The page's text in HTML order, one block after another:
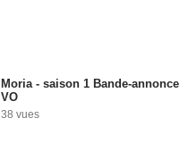
Moria - saison 1 Bande-annonce
VO
38 vues